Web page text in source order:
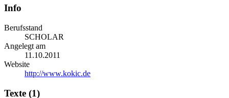
Info
Berufsstand
SCHOLAR
Angelegt am
11.10.2011
Website
http://www.kokic.de
Texte (1)